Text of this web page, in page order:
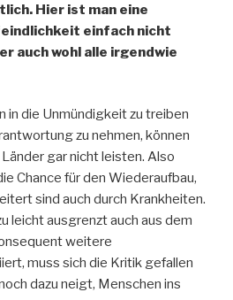
Hier ist man eine
einfach nicht
auch wohl alle irgendwie
in die Unmündigkeit zu treiben
zu nehmen, können
gar nicht leisten. Also
Chance für den Wiederaufbau,
sind auch durch Krankheiten.
leicht ausgrenzt auch aus dem
weitere
muss sich die Kritik gefallen
dazu neigt, Menschen ins